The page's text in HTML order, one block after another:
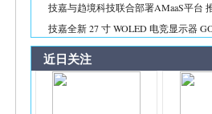
技嘉与趋境科技联合部署AMaaS平台
技嘉全新 27 寸 WOLED 电竞显示器
近日关注